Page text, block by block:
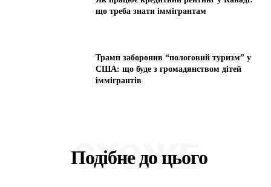
що треба знати іммігрантам
Трамп заборонив “пологовий туризм” у
США: що буде з громадянством дітей
іммігрантів
Подібне до цього
СХОЖЕ